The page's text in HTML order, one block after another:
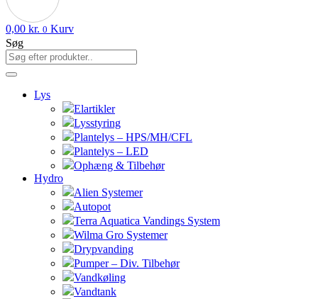
0,00 kr. 0 Kurv
Søg
Lys
Elartikler
Lysstyring
Plantelys – HPS/MH/CFL
Plantelys – LED
Ophæng & Tilbehør
Hydro
Alien Systemer
Autopot
Terra Aquatica Vandings System
Wilma Gro Systemer
Drypvanding
Pumper – Div. Tilbehør
Vandkøling
Vandtank